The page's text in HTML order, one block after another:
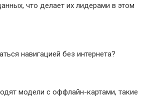
что делает их лидерами в этом
навигацией без интернета?
модели с оффлайн-картами, такие